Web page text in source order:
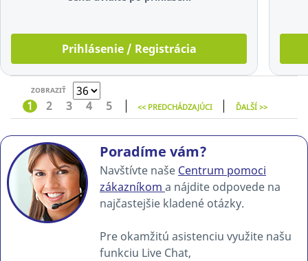
Prihlásenie / Registrácia
ZOBRAZIŤ
1 2 3 4 5 << PREDCHÁDZAJÚCI ĎALŠÍ >>
Poradíme vám?
Navštívte naše Centrum pomoci
zákazníkom a nájdite odpovede na
najčastejšie kladené otázky.
Pre okamžitú asistenciu využite našu
funkciu Live Chat,